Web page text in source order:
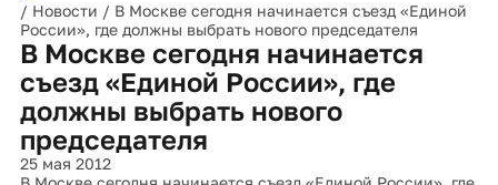
/ Новости / В Москве сегодня начинается съезд «Единой
России», где должны выбрать нового председателя
В Москве сегодня начинается
съезд «Единой России», где
должны выбрать нового
председателя
25 мая 2012